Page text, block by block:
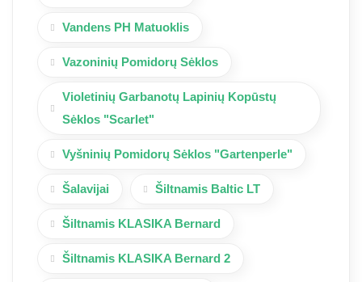
Vandens PH Matuoklis
Vazoninių Pomidorų Sėklos
Violetinių Garbanotų Lapinių Kopūstų
Sėklos "Scarlet"
Vyšninių Pomidorų Sėklos "Gartenperle"
Šalavijai Šiltnamis Baltic LT
Šiltnamis KLASIKA Bernard
Šiltnamis KLASIKA Bernard 2